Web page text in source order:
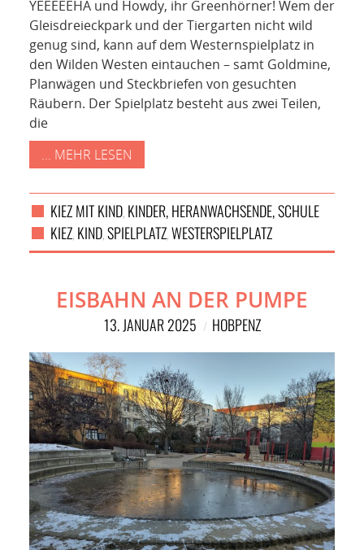
YEEEEEHA und Howdy, ihr Greenhörner! Wem der
Gleisdreieckpark und der Tiergarten nicht wild
genug sind, kann auf dem Westernspielplatz in
den Wilden Westen eintauchen – samt Goldmine,
Planwägen und Steckbriefen von gesuchten
Räubern. Der Spielplatz besteht aus zwei Teilen,
die
... MEHR LESEN
KIEZ MIT KIND, KINDER, HERANWACHSENDE, SCHULE
KIEZ, KIND,SPIELPLATZ,WESTERSPIELPLATZ
EISBAHN AN DER PUMPE
13. JANUAR 2025 HOBPENZ